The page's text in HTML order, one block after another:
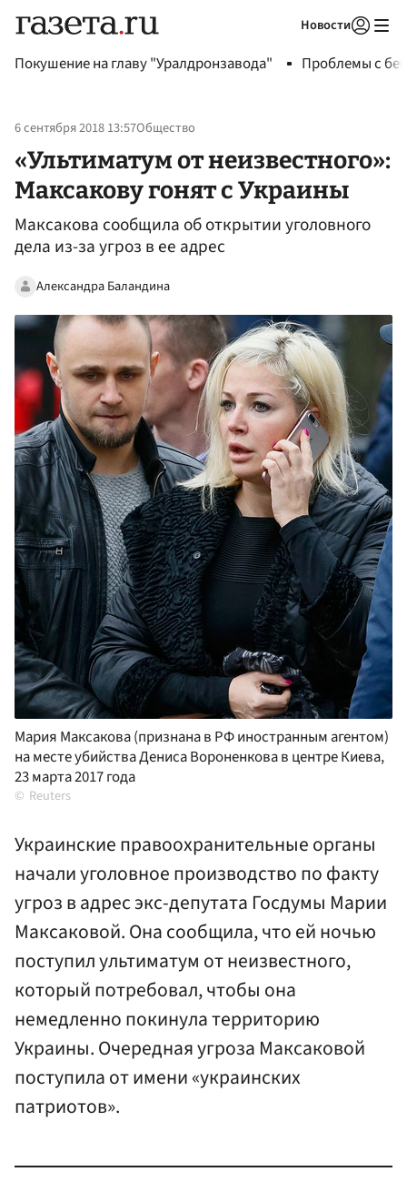
Новости
Покушение на главу "Уралдронзавода" Проблемы с
6 сентября 2018 13:57Общество
«Ультиматум от неизвестного»:
Максакову гонят с Украины
Максакова сообщила об открытии уголовного
дела из-за угроз в ее адрес
Александра Баландина
Мария Максакова (признана в РФ иностранным агентом)
на месте убийства Дениса Вороненкова в центре Киева,
23 марта 2017 года
Reuters
Украинские правоохранительные органы
начали уголовное производство по факту
угроз в адрес экс-депутата Госдумы Марии
Максаковой. Она сообщила, что ей ночью
поступил ультиматум от неизвестного,
который потребовал, чтобы она
немедленно покинула территорию
Украины. Очередная угроза Максаковой
поступила от имени «украинских
патриотов».